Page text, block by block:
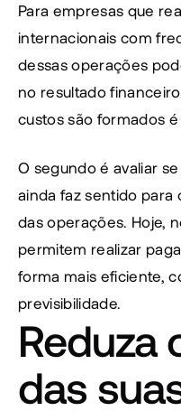
Para empresas que
internacionais com
dessas operações
no resultado
custos são formados
O segundo é avaliar
ainda faz sentido para
das operações. Hoje,
permitem realizar
forma mais eficiente,
previsibilidade.
Reduza
das